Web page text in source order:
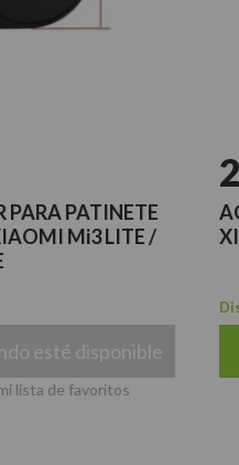
PATINETE
Mi3 LITE /
disponible
favoritos
00
+